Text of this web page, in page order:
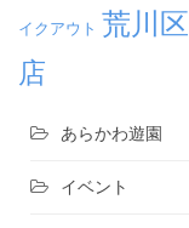
イクアウト 荒川区
店
あらかわ遊園
イベント